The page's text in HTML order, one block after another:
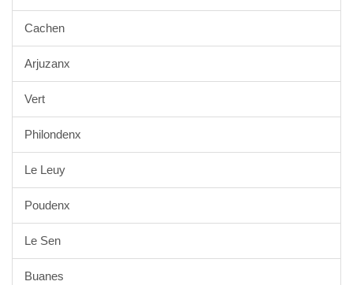
Cachen
Arjuzanx
Vert
Philondenx
Le Leuy
Poudenx
Le Sen
Buanes